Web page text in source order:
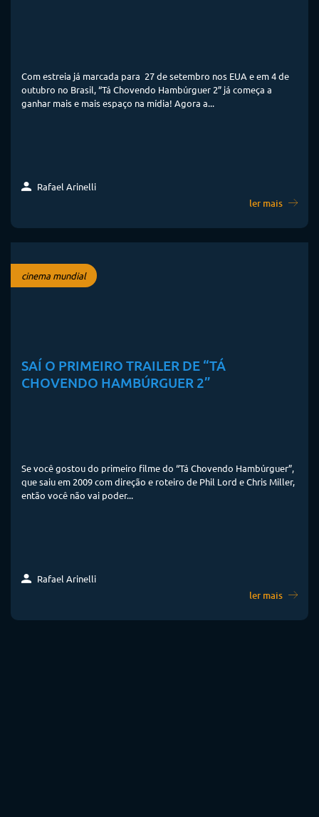
Com estreia já marcada para 27 de setembro nos EUA e em 4 de
outubro no Brasil, “Tá Chovendo Hambúrguer 2” já começa a
ganhar mais e mais espaço na mídia! Agora a...
Rafael Arinelli
ler mais
cinema mundial
SAÍ O PRIMEIRO TRAILER DE “TÁ
CHOVENDO HAMBÚRGUER 2”
Se você gostou do primeiro filme do “Tá Chovendo Hambúrguer”,
que saiu em 2009 com direção e roteiro de Phil Lord e Chris Miller,
então você não vai poder...
Rafael Arinelli
ler mais